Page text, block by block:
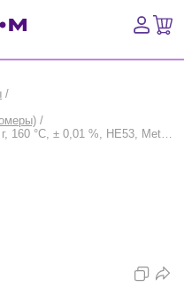
/
/
Анализатор влагосодержания, 0,5-54 г, 160 °С, ± 0,01 %, HE53, Mettler Toledo